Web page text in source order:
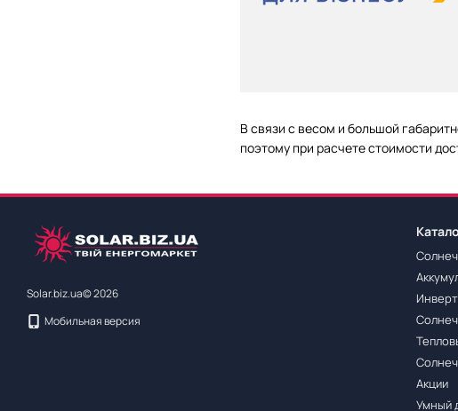
В связи с весом и большой
поэтому при расчете стоимости
Solar.biz.ua© 2026
Мобильная версия
Акции
Умный